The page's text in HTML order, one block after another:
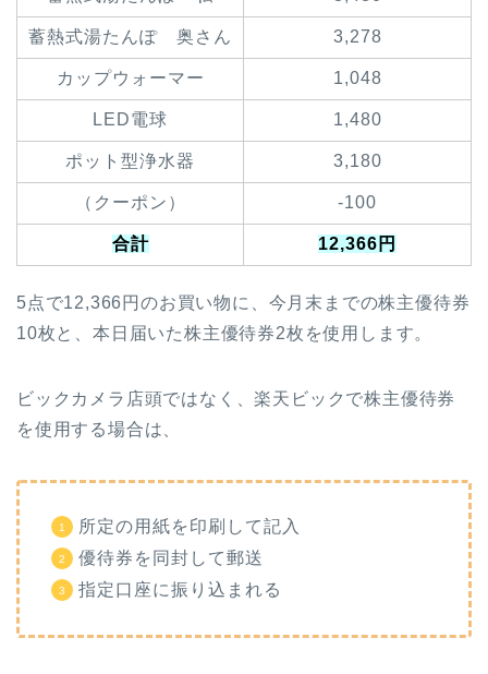
蓄熱式湯たんぽ 奥さん 3,278
カップウォーマー 1,048
LED電球 1,480
ポット型浄水器 3,180
（クーポン） -100
合計 12,366円
5点で12,366円のお買い物に、今月末までの株主優待券
10枚と、本日届いた株主優待券2枚を使用します。
ビックカメラ店頭ではなく、楽天ビックで株主優待券
を使用する場合は、
所定の用紙を印刷して記入
優待券を同封して郵送
指定口座に振り込まれる